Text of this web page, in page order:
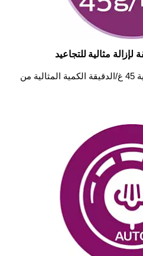
يمنحك إخراج البخار المستمر لغاية 45 غ/الدقيقة الكمية المثالية من